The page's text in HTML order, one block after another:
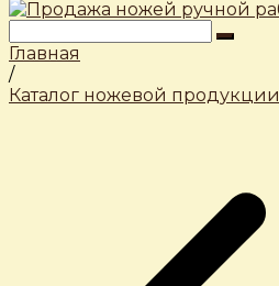
Главная
/
Каталог ножевой продукции